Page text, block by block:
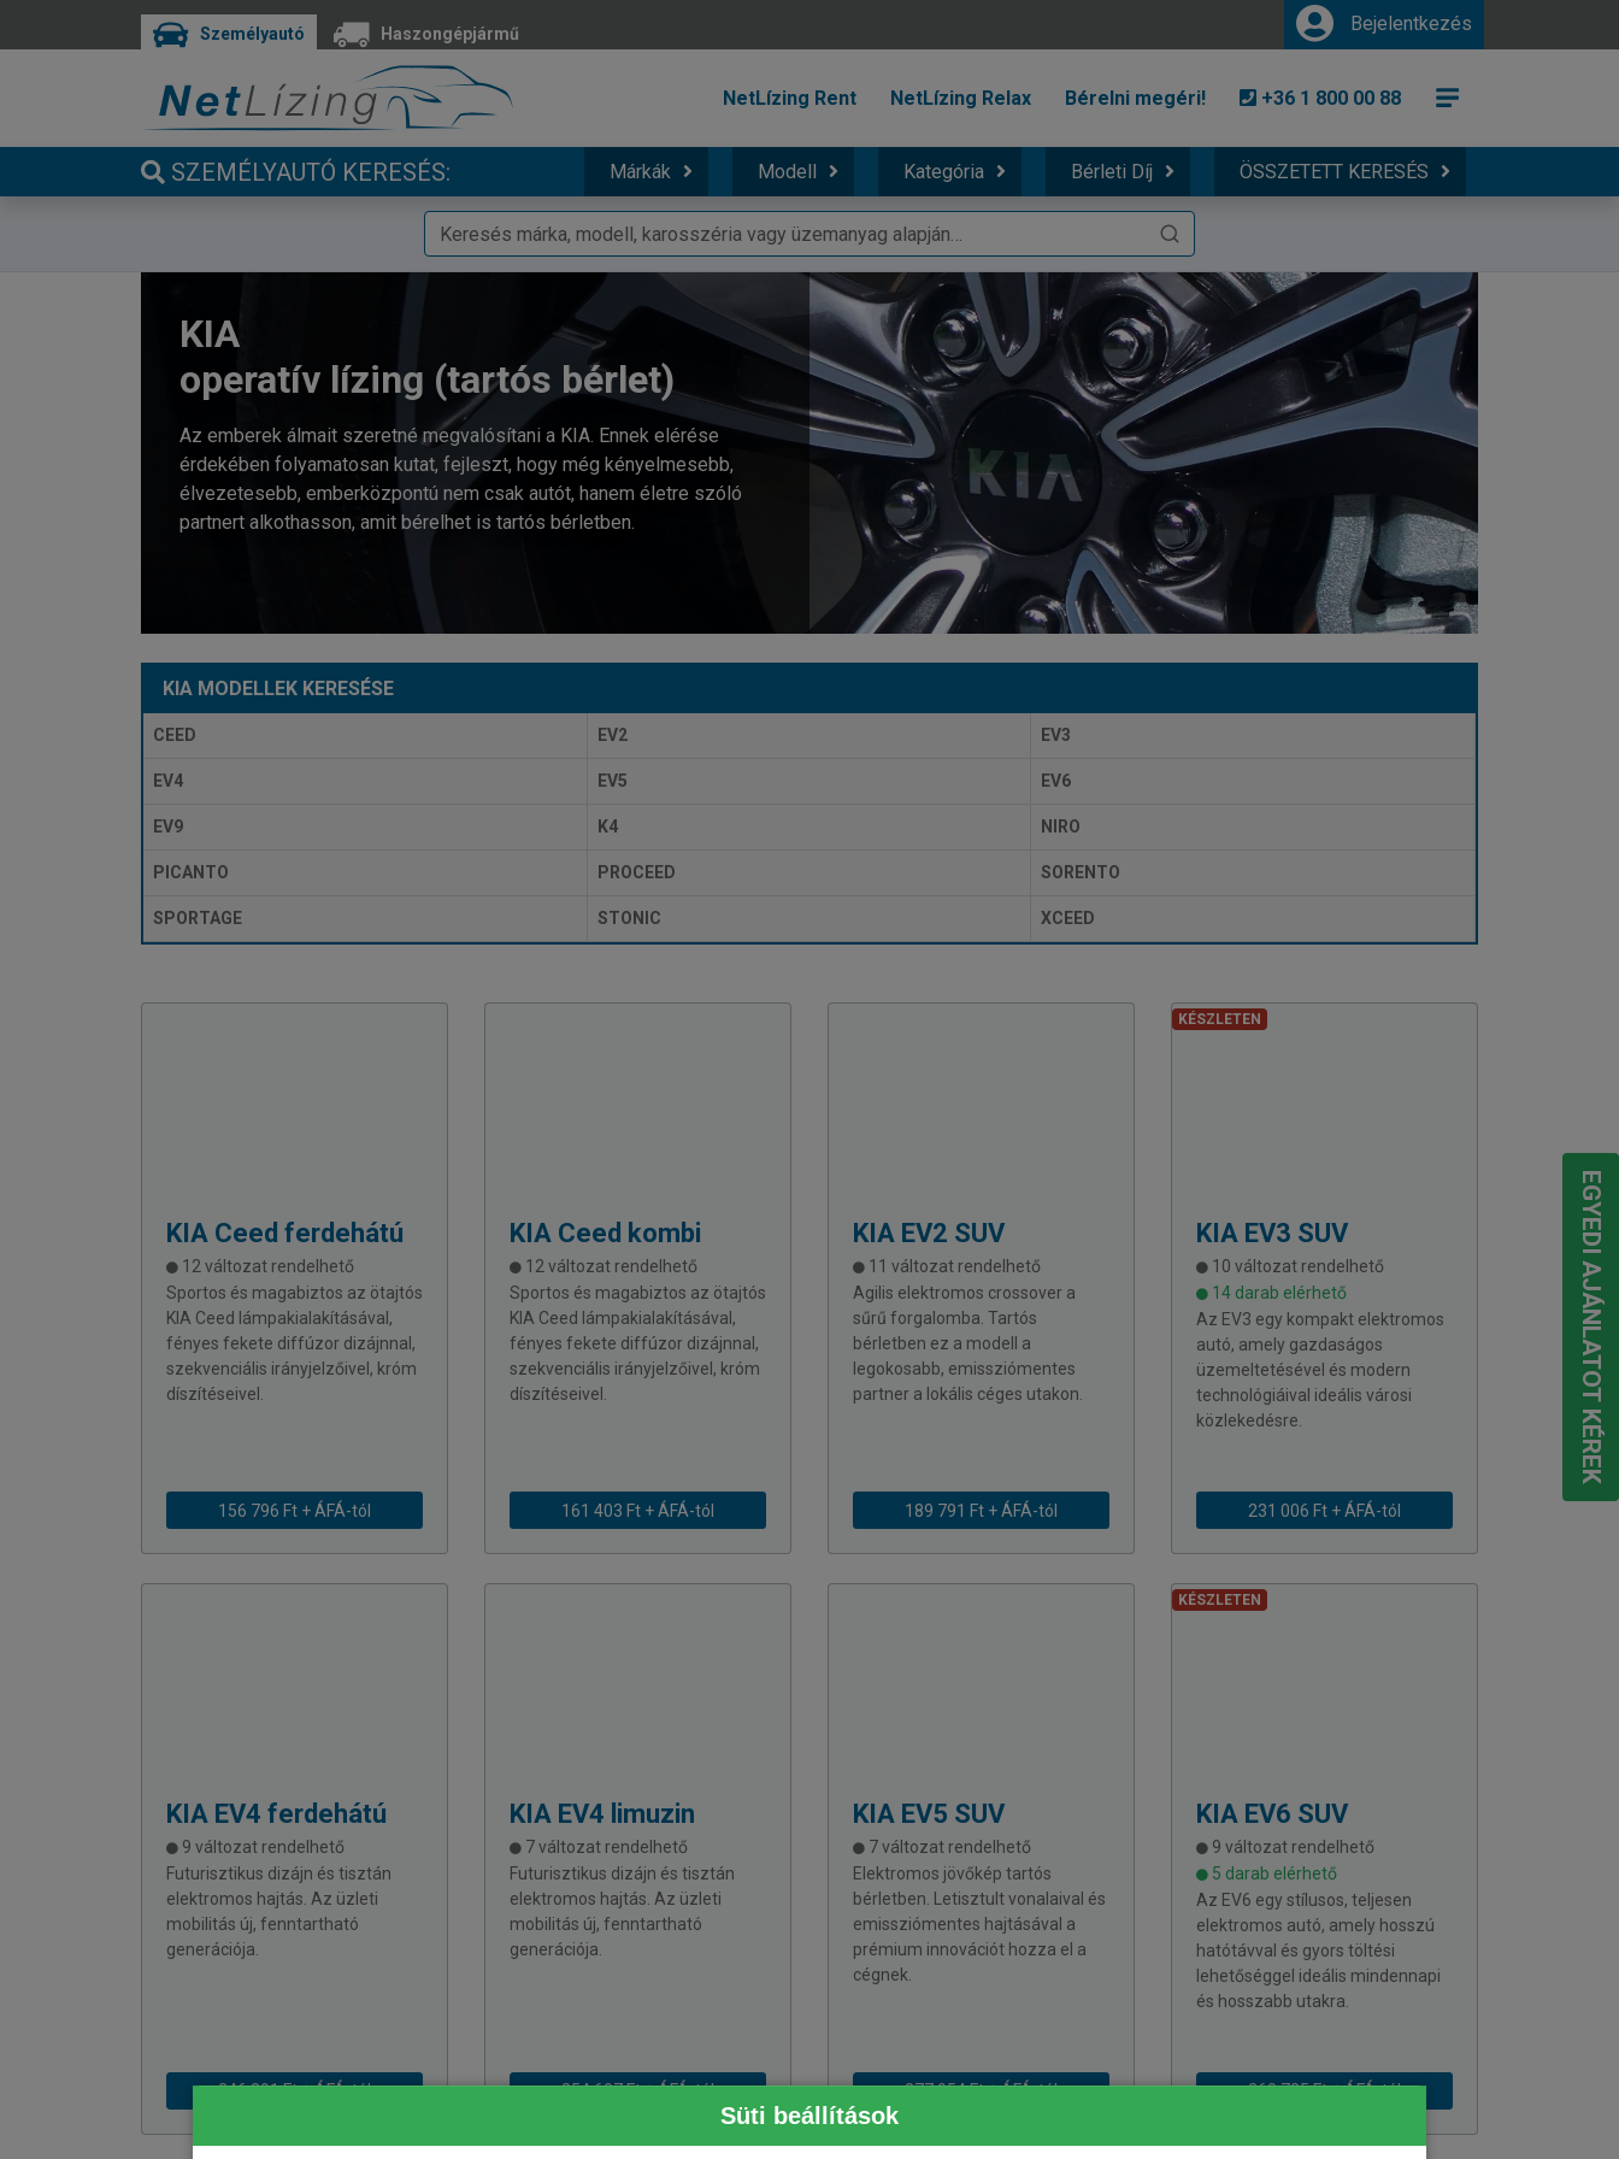
Süti beállítások
Személyautó Haszongépjármű Bejelentkezés
NetLízing Rent NetLízing Relax Bérelni megéri! +36 1 800 00 88
SZEMÉLYAUTÓ KERESÉS: Márkák Modell Kategória Bérleti Díj ÖSSZETETT KERESÉS
KIA
operatív lízing (tartós bérlet)
Az emberek álmait szeretné megvalósítani a KIA. Ennek elérése
érdekében folyamatosan kutat, fejleszt, hogy még kényelmesebb,
élvezetesebb, emberközpontú nem csak autót, hanem életre szóló
partnert alkothasson, amit bérelhet is tartós bérletben.
KIA MODELLEK KERESÉSE
CEED EV2 EV3
EV4 EV5 EV6
EV9 K4 NIRO
PICANTO PROCEED SORENTO
SPORTAGE STONIC XCEED
KIA Ceed ferdehátú
12 változat rendelhető
Sportos és magabiztos az ötajtós
KIA Ceed lámpakialakításával,
fényes fekete diffúzor dizájnnal,
szekvenciális irányjelzőivel, króm
díszítéseivel.
156 796 Ft + ÁFÁ-tól
KIA Ceed kombi
12 változat rendelhető
Sportos és magabiztos az ötajtós
KIA Ceed lámpakialakításával,
fényes fekete diffúzor dizájnnal,
szekvenciális irányjelzőivel, króm
díszítéseivel.
161 403 Ft + ÁFÁ-tól
KIA EV2 SUV
11 változat rendelhető
Agilis elektromos crossover a
sűrű forgalomba. Tartós
bérletben ez a modell a
legokosabb, emissziómentes
partner a lokális céges utakon.
189 791 Ft + ÁFÁ-tól
KÉSZLETEN
KIA EV3 SUV
10 változat rendelhető
14 darab elérhető
Az EV3 egy kompakt elektromos
autó, amely gazdaságos
üzemeltetésével és modern
technológiáival ideális városi
közlekedésre.
231 006 Ft + ÁFÁ-tól
KIA EV4 ferdehátú
9 változat rendelhető
Futurisztikus dizájn és tisztán
elektromos hajtás. Az üzleti
mobilitás új, fenntartható
generációja.
246 391 Ft + ÁFÁ-tól
KIA EV4 limuzin
7 változat rendelhető
Futurisztikus dizájn és tisztán
elektromos hajtás. Az üzleti
mobilitás új, fenntartható
generációja.
254 607 Ft + ÁFÁ-tól
KIA EV5 SUV
7 változat rendelhető
Elektromos jövőkép tartós
bérletben. Letisztult vonalaival és
emissziómentes hajtásával a
prémium innovációt hozza el a
cégnek.
277 954 Ft + ÁFÁ-tól
KÉSZLETEN
KIA EV6 SUV
9 változat rendelhető
5 darab elérhető
Az EV6 egy stílusos, teljesen
elektromos autó, amely hosszú
hatótávval és gyors töltési
lehetőséggel ideális mindennapi
és hosszabb utakra.
260 785 Ft + ÁFÁ-tól
EGYEDI AJÁNLATOT KÉREK